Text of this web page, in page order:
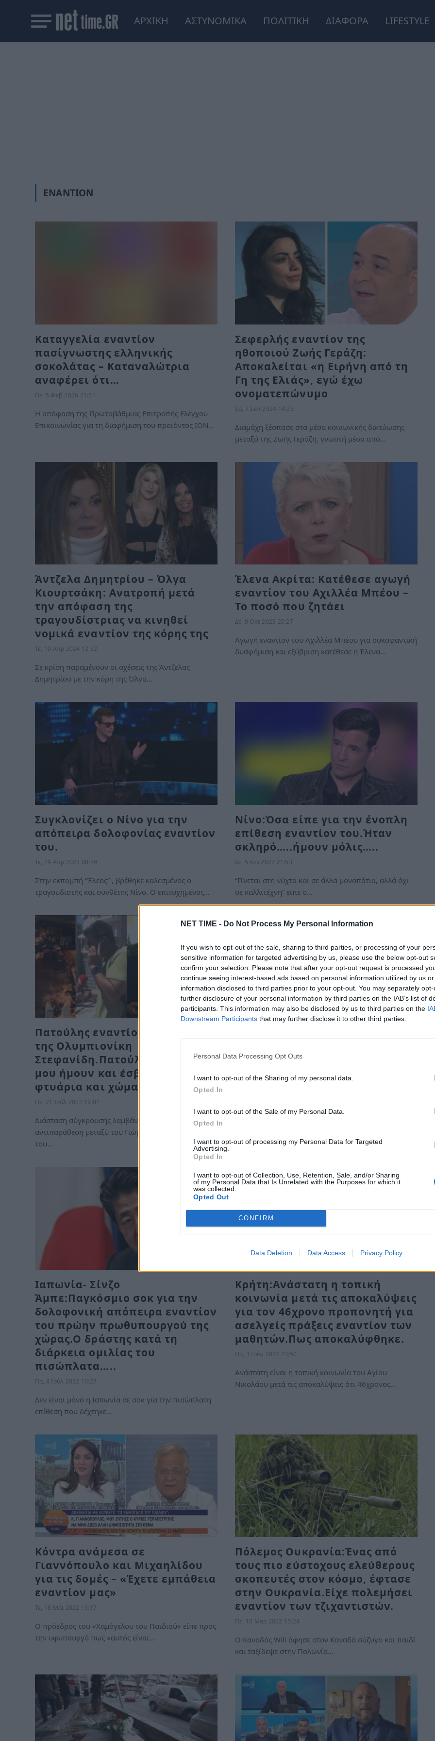
NET TIME - Do Not Process My Personal Information
If you wish to opt-out of the sale, sharing to third parties, or processing of your
sensitive information for targeted advertising by us, please use the below opt-out
confirm your selection. Please note that after your opt-out request is processed
continue seeing interest-based ads based on personal information utilized by us
information disclosed to third parties prior to your opt-out. You may separately
further disclosure of your personal information by third parties on the IAB’s list of
participants. This information may also be disclosed by us to third parties on the
Downstream Participants that may further disclose it to other third parties.
Personal Data Processing Opt Outs
I want to opt-out of the Sharing of my personal data.
Opted In
I want to opt-out of the Sale of my Personal Data.
Opted In
I want to opt-out of processing my Personal Data for Targeted
Advertising.
Opted In
I want to opt-out of Collection, Use, Retention, Sale, and/or Sharing
of my Personal Data that Is Unrelated with the Purposes for which it
was collected.
Opted Out
CONFIRM
Data Deletion Data Access Privacy Policy
ΑΡΧΙΚΗ ΑΣΤΥΝΟΜΙΚΑ ΠΟΛΙΤΙΚΗ ΔΙΑΦΟΡΑ LIFESTYLE
ΕΝΑΝΤΊΟΝ
Καταγγελία εναντίον
πασίγνωστης ελληνικής
σοκολάτας – Καταναλώτρια
αναφέρει ότι…
Πε, 5 Φεβ 2026 21:51
Η απόφαση της Πρωτοβάθμιας Επιτροπής Ελέγχου
Επικοινωνίας για τη διαφήμιση του προϊόντος ΙΟΝ…
Σεφερλής εναντίον της
ηθοποιού Ζωής Γεράζη:
Αποκαλείται «η Ειρήνη από τη
Γη της Ελιάς», εγώ έχω
ονοματεπώνυμο
Σα, 7 Σεπ 2024 14:23
Διαμάχη ξέσπασε στα μέσα κοινωνικής δικτύωσης
μεταξύ της Ζωής Γεράζη, γνωστή μέσα από…
Άντζελα Δημητρίου – Όλγα
Κιουρτσάκη: Ανατροπή μετά
την απόφαση της
τραγουδίστριας να κινηθεί
νομικά εναντίον της κόρης της
Τε, 10 Απρ 2024 12:52
Σε κρίση παραμένουν οι σχέσεις της Άντζελας
Δημητρίου με την κόρη της Όλγα…
Έλενα Ακρίτα: Κατέθεσε αγωγή
εναντίον του Αχιλλέα Μπέου –
Το ποσό που ζητάει
Δε, 9 Οκτ 2023 20:27
Αγωγή εναντίον του Αχιλλέα Μπέου για συκοφαντική
δυσφήμιση και εξύβριση κατέθεσε η Έλενα…
Συγκλονίζει ο Νίνο για την
απόπειρα δολοφονίας εναντίον
του.
Τε, 19 Απρ 2023 08:59
Στην εκπομπή “Έλεος” , βρέθηκε καλεσμένος ο
τραγουδιστής και συνθέτης Νίνο. Ο επιτυχημένος…
Νίνο:Όσα είπε για την ένοπλη
επίθεση εναντίον του.Ήταν
σκληρό…..ήμουν μόλις…..
Δε, 5 Δεκ 2022 21:53
“Γίνεται στη νύχτα και σε άλλα μονοπάτια, αλλά όχι
σε καλλιτέχνη” είπε ο…
Πατούλης εναντίον του πατέρα
της Ολυμπιονίκη
Στεφανίδη.Πατούλη στο σπίτι
μου ήμουν και έσβηνα με
φτυάρια και χώμα……
Πε, 21 Ιούλ 2022 19:01
Διάσταση σύγκρουσης λαμβάνει πλέον, η λεκτική
αντιπαράθεση μεταξύ του Γιώργου Πατούλη και
του…
Λιγνάδη.Γιατί κάνει αγωγή
εναντίον του Λιάγκα και της
Ιαπωνία- Σίνζο
Άμπε:Παγκόσμιο σοκ για την
δολοφονική απόπειρα εναντίον
του πρώην πρωθυπουργού της
χώρας.Ο δράστης κατά τη
διάρκεια ομιλίας του
πισώπλατα…..
Πα, 8 Ιούλ 2022 10:27
Δεν είναι μόνο η Ιαπωνία σε σοκ για την πισώπλατη
επίθεση που δέχτηκε…
Κρήτη:Ανάστατη η τοπική
κοινωνία μετά τις αποκαλύψεις
για τον 46χρονο προπονητή για
ασελγείς πράξεις εναντίον των
μαθητών.Πως αποκαλύφθηκε.
Πα, 3 Ιούν 2022 23:50
Ανάστατη είναι η τοπική κοινωνία του Αγίου
Νικολάου μετά τις αποκαλύψεις ότι 46χρονος…
Κόντρα ανάμεσα σε
Γιαννόπουλο και Μιχαηλίδου
για τις δομές – «Έχετε εμπάθεια
εναντίον μας»
Τε, 18 Μάι 2022 13:17
Ο πρόεδρος του «Χαμόγελου του Παιδιού» είπε προς
την υφυπουργό πως «αυτός είναι…
Πόλεμος Ουκρανία:Ένας από
τους πιο εύστοχους ελεύθερους
σκοπευτές στον κόσμο, έφτασε
στην Ουκρανία.Είχε πολεμήσει
εναντίον των τζιχαντιστών.
Πε, 10 Μαρ 2022 15:24
Ο Καναδός Wili άφησε στον Καναδά σύζυγο και παιδί
και ταξίδεψε στην Πολωνία…